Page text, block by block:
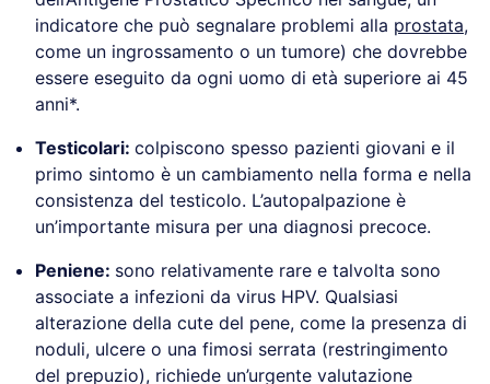
indicatore che può segnalare problemi alla prostata,
come un ingrossamento o un tumore) che dovrebbe
essere eseguito da ogni uomo di età superiore ai 45
anni*.
Testicolari: colpiscono spesso pazienti giovani e il
primo sintomo è un cambiamento nella forma e nella
consistenza del testicolo. L’autopalpazione è
un’importante misura per una diagnosi precoce.
Peniene: sono relativamente rare e talvolta sono
associate a infezioni da virus HPV. Qualsiasi
alterazione della cute del pene, come la presenza di
noduli, ulcere o una fimosi serrata (restringimento
del prepuzio), richiede un’urgente valutazione